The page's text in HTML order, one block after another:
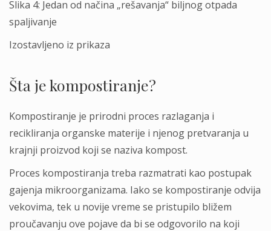
Slika 4: Jedan od načina „rešavanja“ biljnog otpada
spaljivanje
Izostavljeno iz prikaza
Šta je kompostiranje?
Kompostiranje je prirodni proces razlaganja i
recikliranja organske materije i njenog pretvaranja u
krajnji proizvod koji se naziva kompost.
Proces kompostiranja treba razmatrati kao postupak
gajenja mikroorganizama. Iako se kompostiranje odvija
vekovima, tek u novije vreme se pristupilo bližem
proučavanju ove pojave da bi se odgovorilo na koji